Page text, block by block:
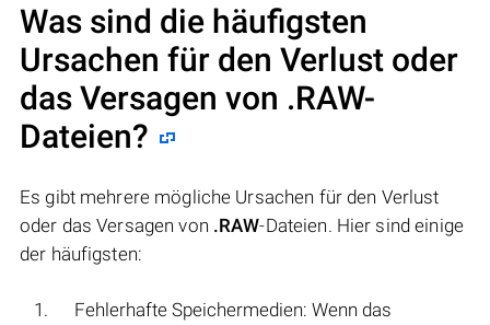
Was sind die häufigsten
Ursachen für den Verlust oder
das Versagen von .RAW-
Dateien?
Es gibt mehrere mögliche Ursachen für den Verlust
oder das Versagen von .RAW-Dateien. Hier sind einige
der häufigsten:
Fehlerhafte Speichermedien: Wenn das